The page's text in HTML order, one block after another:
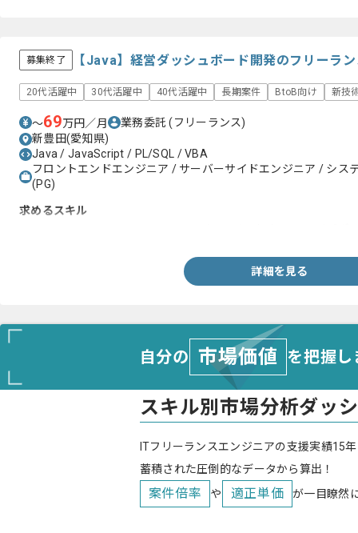
募集終了 【Java】経営ダッシュボード開発のフリーラ
20代活躍中 30代活躍中 40代活躍中 長期案件 BtoB向け 新技
〜69万円／月 業務委託(フリーランス)
新豊田(愛知県)
Java / JavaScript / PL/SQL / VBA
フロントエンドエンジニア / サーバーサイドエンジニア / シス
(PG)
求めるスキル
詳細を見る
自分の 市場価値 を把握
スキル別市場分析ダッ
ITフリーランスエンジニアの支援実績15
蓄積された圧倒的なデータから算出！
案件倍率 や 適正単価 が一目瞭然